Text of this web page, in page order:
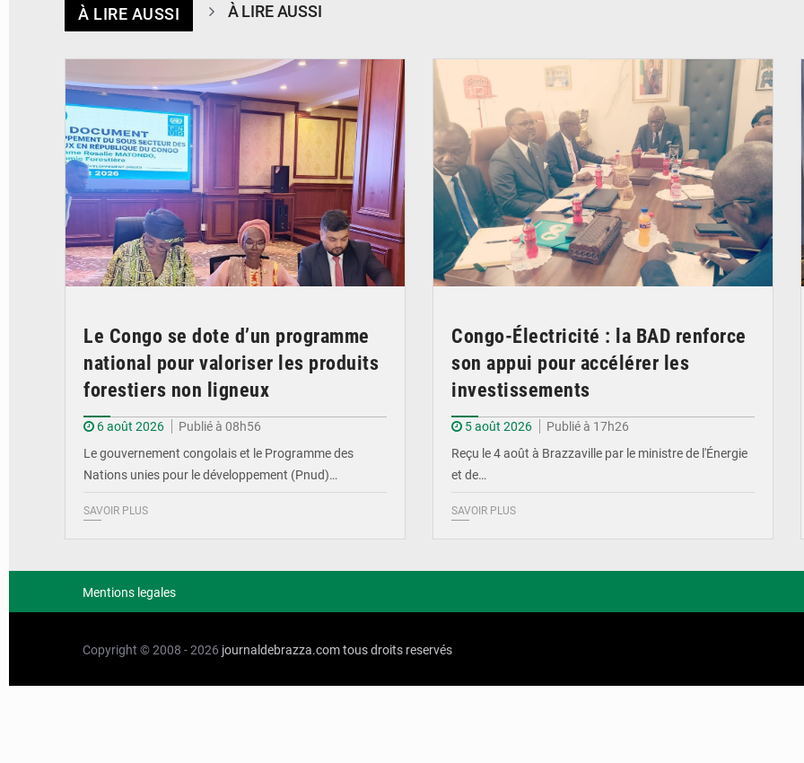
À LIRE AUSSI À LIRE AUSSI
Le Congo se dote d’un programme
national pour valoriser les produits
forestiers non ligneux
6 août 2026
Publié à 08h56
Le gouvernement congolais et le Programme des
Nations unies pour le développement (Pnud)…
SAVOIR PLUS
Congo-Électricité : la BAD renforce
son appui pour accélérer les
investissements
5 août 2026
Publié à 17h26
Reçu le 4 août à Brazzaville par le ministre de l'Énergie
et de…
SAVOIR PLUS
Mentions legales
Copyright © 2008 - 2026 journaldebrazza.comtous droits reservés